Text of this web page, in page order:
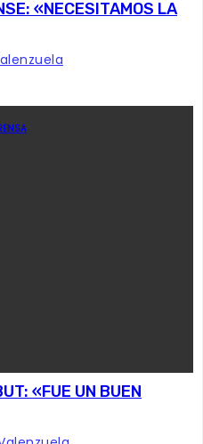
«NECESITAMOS LA
«FUE UN BUEN